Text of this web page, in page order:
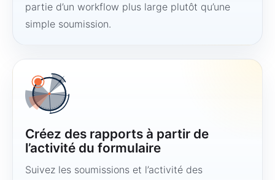
partie d’un workflow plus large plutôt qu’une
simple soumission.
Créez des rapports à partir de
l’activité du formulaire
Suivez les soumissions et l’activité des